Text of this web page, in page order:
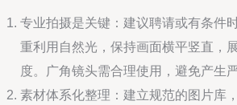
专业拍摄是关键：建议聘请或有条件
重利用自然光，保持画面横平竖直，
度。广角镜头需合理使用，避免产生
素材体系化整理：建立规范的图片库